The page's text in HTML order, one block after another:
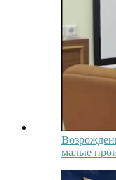
малые